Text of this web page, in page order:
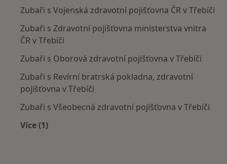
Zubaři s Vojenská zdravotní pojišťovna ČR v Třebíči
Zubaři s Zdravotní pojišťovna ministerstva vnitra
ČR v Třebíči
Zubaři s Oborová zdravotní pojišťovna v Třebíči
Zubaři s Revírní bratrská pokladna, zdravotní
pojišťovna v Třebíči
Zubaři s Všeobecná zdravotní pojišťovna v Třebíči
Více (1)